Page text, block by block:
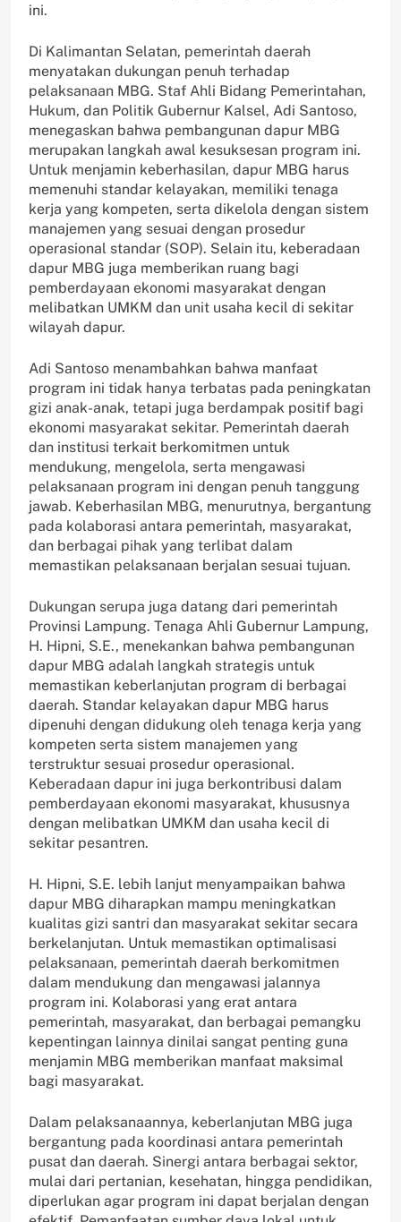
ini.
Di Kalimantan Selatan, pemerintah daerah
menyatakan dukungan penuh terhadap
pelaksanaan MBG. Staf Ahli Bidang Pemerintahan,
Hukum, dan Politik Gubernur Kalsel, Adi Santoso,
menegaskan bahwa pembangunan dapur MBG
merupakan langkah awal kesuksesan program ini.
Untuk menjamin keberhasilan, dapur MBG harus
memenuhi standar kelayakan, memiliki tenaga
kerja yang kompeten, serta dikelola dengan sistem
manajemen yang sesuai dengan prosedur
operasional standar (SOP). Selain itu, keberadaan
dapur MBG juga memberikan ruang bagi
pemberdayaan ekonomi masyarakat dengan
melibatkan UMKM dan unit usaha kecil di sekitar
wilayah dapur.
Adi Santoso menambahkan bahwa manfaat
program ini tidak hanya terbatas pada peningkatan
gizi anak-anak, tetapi juga berdampak positif bagi
ekonomi masyarakat sekitar. Pemerintah daerah
dan institusi terkait berkomitmen untuk
mendukung, mengelola, serta mengawasi
pelaksanaan program ini dengan penuh tanggung
jawab. Keberhasilan MBG, menurutnya, bergantung
pada kolaborasi antara pemerintah, masyarakat,
dan berbagai pihak yang terlibat dalam
memastikan pelaksanaan berjalan sesuai tujuan.
Dukungan serupa juga datang dari pemerintah
Provinsi Lampung. Tenaga Ahli Gubernur Lampung,
H. Hipni, S.E., menekankan bahwa pembangunan
dapur MBG adalah langkah strategis untuk
memastikan keberlanjutan program di berbagai
daerah. Standar kelayakan dapur MBG harus
dipenuhi dengan didukung oleh tenaga kerja yang
kompeten serta sistem manajemen yang
terstruktur sesuai prosedur operasional.
Keberadaan dapur ini juga berkontribusi dalam
pemberdayaan ekonomi masyarakat, khususnya
dengan melibatkan UMKM dan usaha kecil di
sekitar pesantren.
H. Hipni, S.E. lebih lanjut menyampaikan bahwa
dapur MBG diharapkan mampu meningkatkan
kualitas gizi santri dan masyarakat sekitar secara
berkelanjutan. Untuk memastikan optimalisasi
pelaksanaan, pemerintah daerah berkomitmen
dalam mendukung dan mengawasi jalannya
program ini. Kolaborasi yang erat antara
pemerintah, masyarakat, dan berbagai pemangku
kepentingan lainnya dinilai sangat penting guna
menjamin MBG memberikan manfaat maksimal
bagi masyarakat.
Dalam pelaksanaannya, keberlanjutan MBG juga
bergantung pada koordinasi antara pemerintah
pusat dan daerah. Sinergi antara berbagai sektor,
mulai dari pertanian, kesehatan, hingga pendidikan,
diperlukan agar program ini dapat berjalan dengan